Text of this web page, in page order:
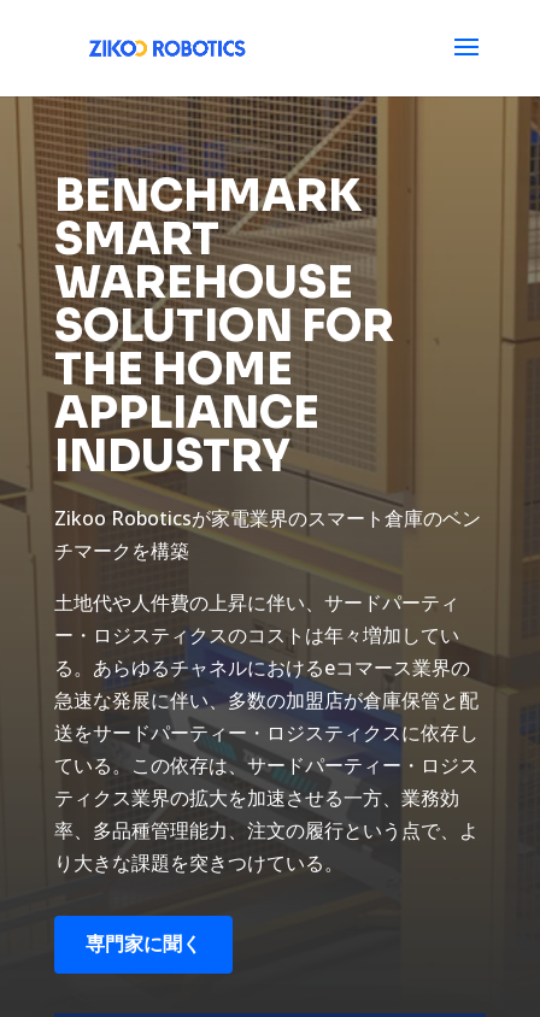
BENCHMARK
SMART
WAREHOUSE
SOLUTION FOR
THE HOME
APPLIANCE
INDUSTRY
Zikoo Roboticsが家電業界のスマート倉庫のベン
チマークを構築
土地代や人件費の上昇に伴い、サードパーティ
ー・ロジスティクスのコストは年々増加してい
る。あらゆるチャネルにおけるeコマース業界の
急速な発展に伴い、多数の加盟店が倉庫保管と配
送をサードパーティー・ロジスティクスに依存し
ている。この依存は、サードパーティー・ロジス
ティクス業界の拡大を加速させる一方、業務効
率、多品種管理能力、注文の履行という点で、よ
り大きな課題を突きつけている。
専門家に聞く